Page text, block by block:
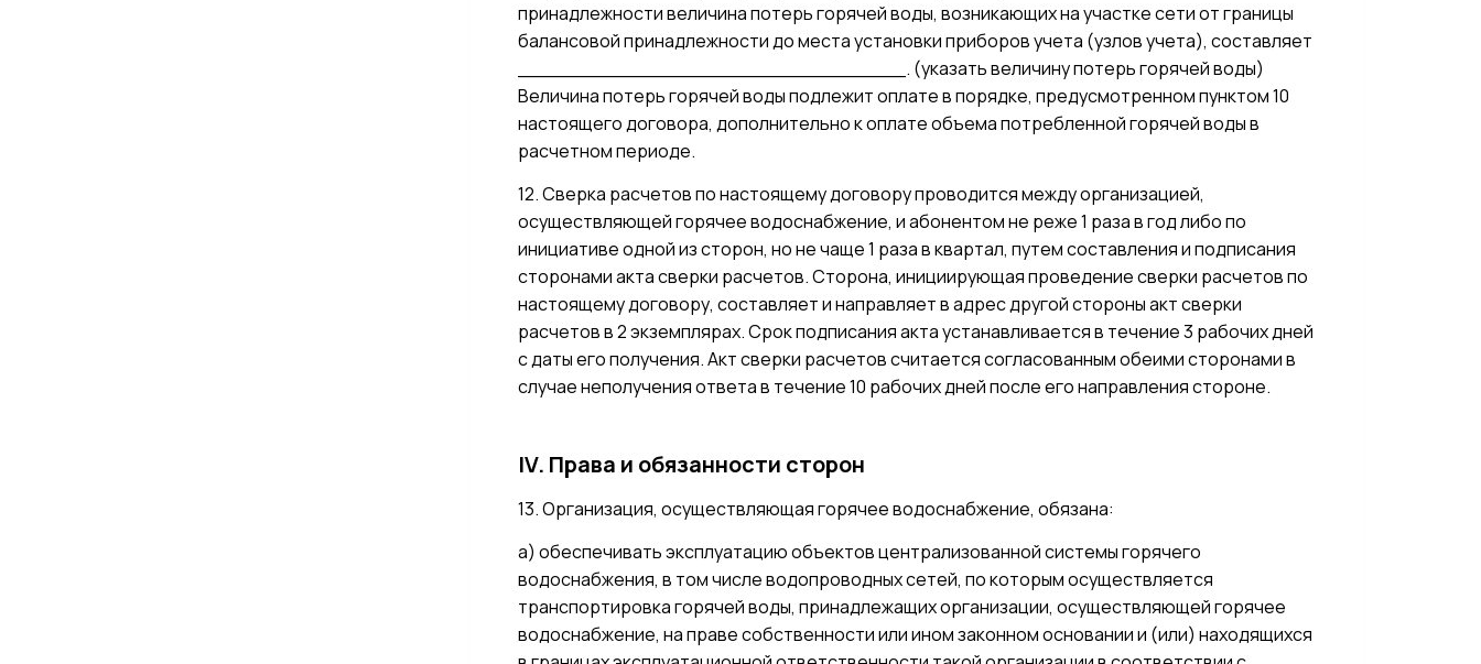
принадлежности величина потерь горячей воды, возникающих на участке сети от границы
балансовой принадлежности до места установки приборов учета (узлов учета), составляет
________________________________. (указать величину потерь горячей воды)
Величина потерь горячей воды подлежит оплате в порядке, предусмотренном пунктом 10
настоящего договора, дополнительно к оплате объема потребленной горячей воды в
расчетном периоде.
12. Сверка расчетов по настоящему договору проводится между организацией,
осуществляющей горячее водоснабжение, и абонентом не реже 1 раза в год либо по
инициативе одной из сторон, но не чаще 1 раза в квартал, путем составления и подписания
сторонами акта сверки расчетов. Сторона, инициирующая проведение сверки расчетов по
настоящему договору, составляет и направляет в адрес другой стороны акт сверки
расчетов в 2 экземплярах. Срок подписания акта устанавливается в течение 3 рабочих дней
с даты его получения. Акт сверки расчетов считается согласованным обеими сторонами в
случае неполучения ответа в течение 10 рабочих дней после его направления стороне.
IV. Права и обязанности сторон
13. Организация, осуществляющая горячее водоснабжение, обязана:
а) обеспечивать эксплуатацию объектов централизованной системы горячего
водоснабжения, в том числе водопроводных сетей, по которым осуществляется
транспортировка горячей воды, принадлежащих организации, осуществляющей горячее
водоснабжение, на праве собственности или ином законном основании и (или) находящихся